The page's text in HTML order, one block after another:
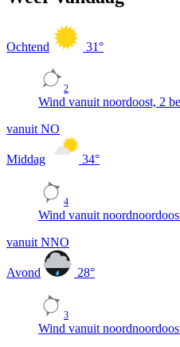
Ochtend 31°
2
Wind vanuit noordoost, 2
vanuit NO
Middag 34°
4
Wind vanuit
vanuit NNO
Avond 28°
3
Wind vanuit